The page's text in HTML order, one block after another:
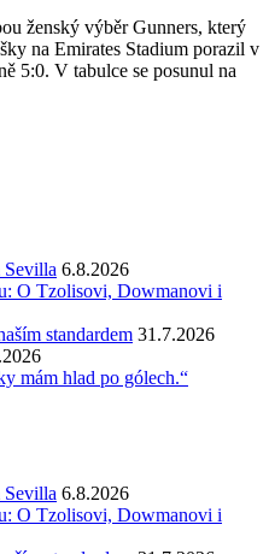
ženský výběr Gunners, který
na Emirates Stadium porazil v
5:0. V tabulce se posunul na
Sevilla 6.8.2026
O Tzolisovi, Dowmanovi i
standardem 31.7.2026
mám hlad po gólech.“
Sevilla 6.8.2026
O Tzolisovi, Dowmanovi i